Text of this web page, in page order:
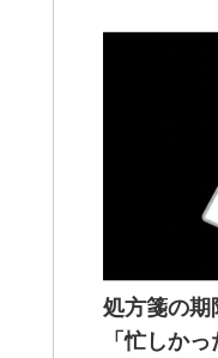
処方箋の期
「忙しか